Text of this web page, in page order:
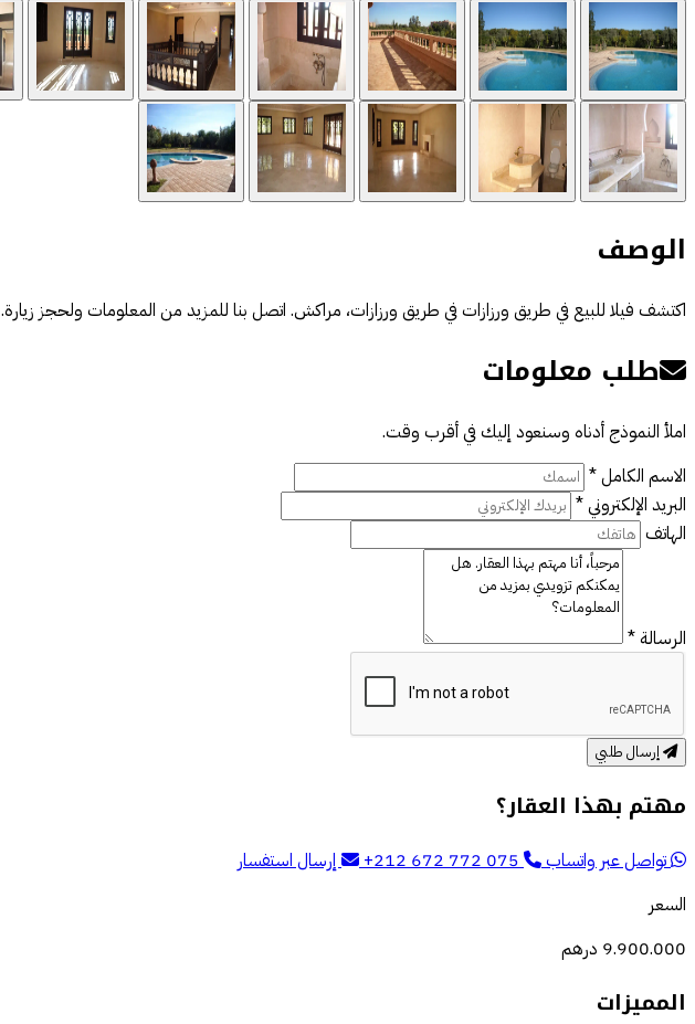
الوصف
اكتشف فيلا للبيع في طريق ورزازات في طريق ورزازات، مراكش. اتصل بنا للمزيد من المعلومات ولحجز زيارة.
طلب معلومات
املأ النموذج أدناه وسنعود إليك في أقرب وقت.
الاسم الكامل *
البريد الإلكتروني *
الهاتف
الرسالة *
إرسال طلبي
مهتم بهذا العقار؟
تواصل عبر واتساب +212 672 772 075
إرسال استفسار
السعر
9.900.000 درهم
المميزات